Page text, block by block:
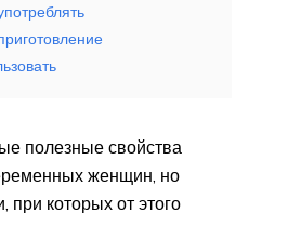
полезные свойства
женщин, но
при которых от этого